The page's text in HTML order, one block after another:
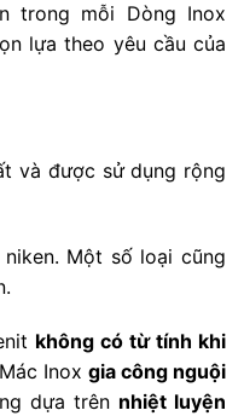
trong mỗi Dòng Inox
lựa theo yêu cầu của
và được sử dụng rộng
Một số loại cũng
không có từ tính khi
Inox gia công nguội
dựa trên nhiệt luyện